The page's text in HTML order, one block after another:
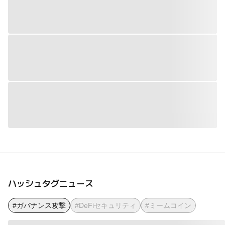
ハッシュタグニュース
#ガバナンス攻撃 #DeFiセキュリティ #ミームコイン